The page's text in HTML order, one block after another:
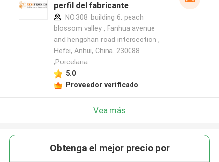
perfil del fabricante
NO.308, building 6, peach
blossom valley , Fanhua avenue
and hengshan road intersection ,
Hefei, Anhui, China. 230088
,Porcelana
5.0
Proveedor verificado
Vea más
Obtenga el mejor precio por